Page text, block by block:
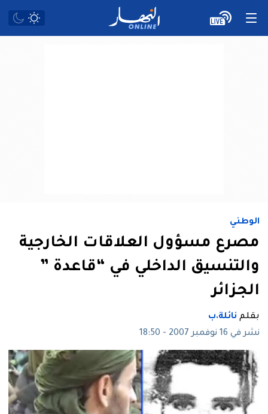
الوطني
مصرع مسؤول العلاقات الخارجية
والتنسيق الداخلي في “قاعدة ”
الجزائر
بقلم نائلة.ب
نشر في 16 نوفمبر 2007 - 18:50